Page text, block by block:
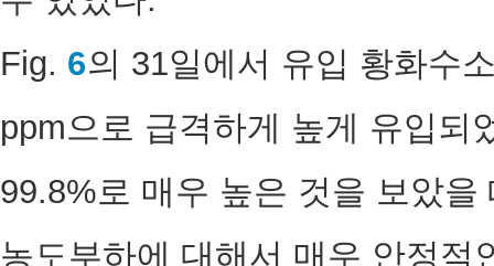
Fig. 6의 31일에서 유입 황화수
ppm으로 급격하게 높게 유입되
99.8%로 매우 높은 것을 보았
농도부하에 대해서 매우 안정적